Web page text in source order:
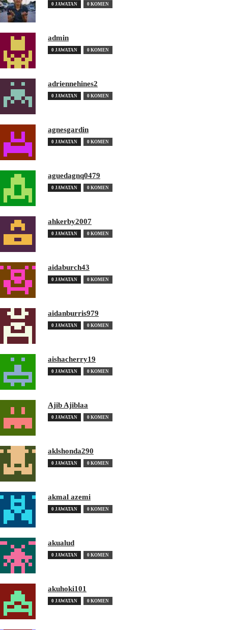
0 JAWATAN 0 KOMEN
admin
0 JAWATAN 0 KOMEN
adriennehines2
0 JAWATAN 0 KOMEN
agnesgardin
0 JAWATAN 0 KOMEN
aguedagnq0479
0 JAWATAN 0 KOMEN
ahkerby2007
0 JAWATAN 0 KOMEN
aidaburch43
0 JAWATAN 0 KOMEN
aidanburris979
0 JAWATAN 0 KOMEN
aishacherry19
0 JAWATAN 0 KOMEN
Ajib Ajiblaa
0 JAWATAN 0 KOMEN
aklshonda290
0 JAWATAN 0 KOMEN
akmal azemi
0 JAWATAN 0 KOMEN
akualud
0 JAWATAN 0 KOMEN
akuhoki101
0 JAWATAN 0 KOMEN